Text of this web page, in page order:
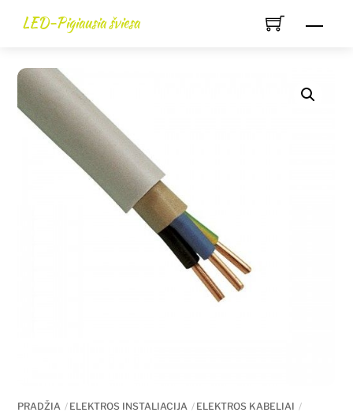
LED-Pigiausia šviesa
PRADŽIA ELEKTROS INSTALIACIJA ELEKTROS KABELIAI